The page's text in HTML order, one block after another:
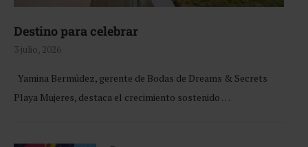
Destino para celebrar
3 julio, 2026
Yamina Bermúdez, gerente de Bodas de Dreams & Secrets
Playa Mujeres, destaca el crecimiento sostenido …